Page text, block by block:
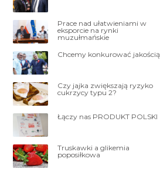
Prace nad ułatwieniami w
eksporcie na rynki
muzułmańskie
Chcemy konkurować jakością
Czy jajka zwiększają ryzyko
cukrzycy typu 2?
Łączy nas PRODUKT POLSKI
Truskawki a glikemia
poposiłkowa